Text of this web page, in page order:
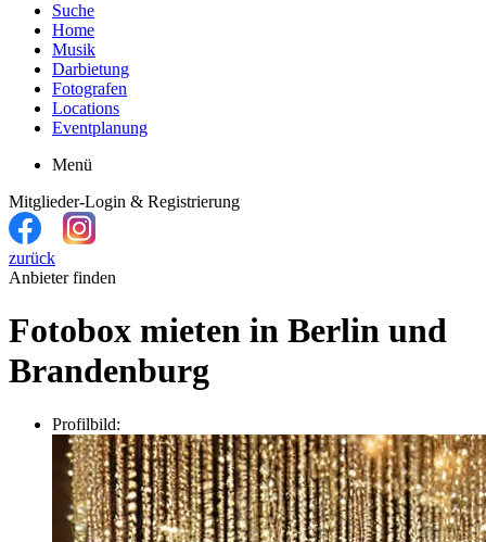
Suche
Home
Musik
Darbietung
Fotografen
Locations
Eventplanung
Menü
Mitglieder-Login & Registrierung
zurück
Anbieter finden
Fotobox mieten in Berlin und
Brandenburg
Profilbild: